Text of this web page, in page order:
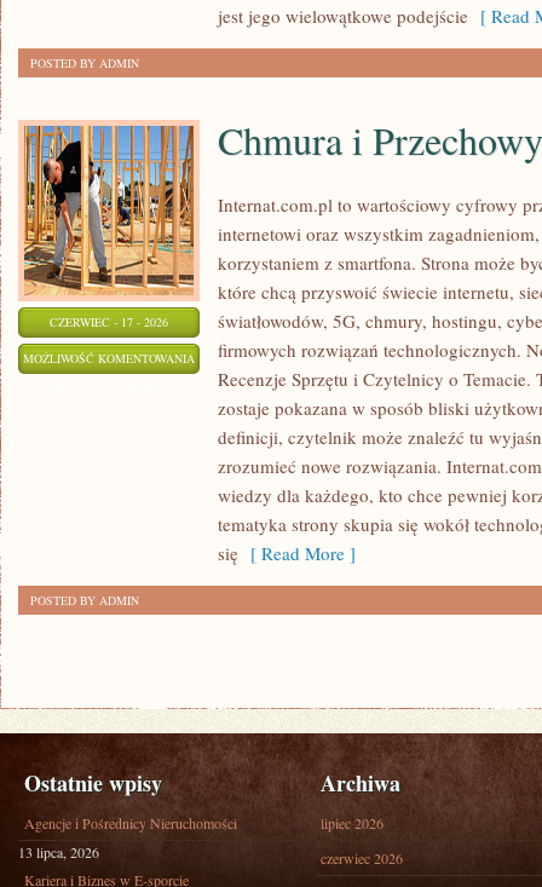
jest jego wielowątkowe podejście [ Read
POSTED BY ADMIN
CZERWIEC - 17 - 2026
MOŻLIWOŚĆ KOMENTOWANIA CHMURA
PRZECHOWYWANIE
DANYCH
Chmura i
Internat.com.pl to wartościowy cyfrowy
internetowi oraz wszystkim
korzystaniem z smartfona. Strona może
które chcą przyswoić świecie internetu,
światłowodów, 5G, chmury, hostingu,
firmowych rozwiązań technologicznych.
Recenzje Sprzętu i Czytelnicy o
zostaje pokazana w sposób bliski
definicji, czytelnik może znaleźć tu
zrozumieć nowe rozwiązania.
wiedzy dla każdego, kto chce pewniej
tematyka strony skupia się wokół
się [ Read More ]
POSTED BY ADMIN
Ostatnie wpisy
Agencje i Pośrednicy Nieruchomości
13 lipca, 2026
Kariera i Biznes w E-sporcie
Archiwa
lipiec 2026
czerwiec 2026